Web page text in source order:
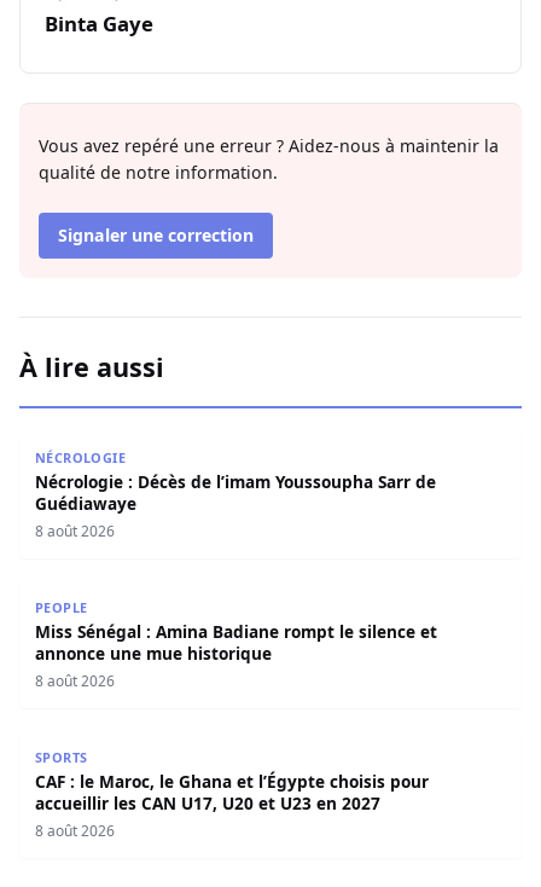
Binta Gaye
Vous avez repéré une erreur ? Aidez-nous à maintenir la
qualité de notre information.
Signaler une correction
À lire aussi
NÉCROLOGIE
Nécrologie : Décès de l’imam Youssoupha Sarr de
Guédiawaye
8 août 2026
PEOPLE
Miss Sénégal : Amina Badiane rompt le silence et
annonce une mue historique
8 août 2026
SPORTS
CAF : le Maroc, le Ghana et l’Égypte choisis pour
accueillir les CAN U17, U20 et U23 en 2027
8 août 2026